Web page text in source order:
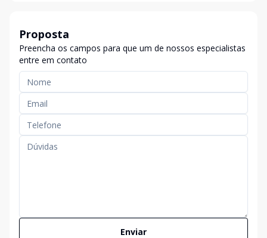
Proposta
Preencha os campos para que um de nossos especialistas
entre em contato
Enviar